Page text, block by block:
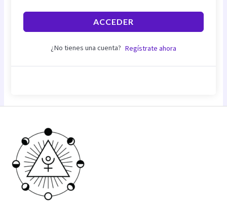
ACCEDER
¿No tienes una cuenta? Regístrate ahora